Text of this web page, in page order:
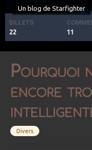
Un blog de Starfighter
BILLETS
22 11
Pourquoi
encore
Divers